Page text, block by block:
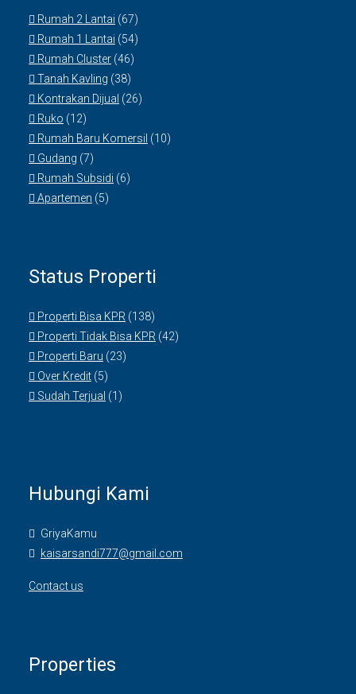
Rumah 2 Lantai (67)
Rumah 1 Lantai (54)
Rumah Cluster (46)
Tanah Kavling (38)
Kontrakan Dijual (26)
Ruko (12)
Rumah Baru Komersil (10)
Gudang (7)
Rumah Subsidi (6)
Apartemen (5)
Status Properti
Properti Bisa KPR (138)
Properti Tidak Bisa KPR (42)
Properti Baru (23)
Over Kredit (5)
Sudah Terjual (1)
Hubungi Kami
GriyaKamu
kaisarsandi777@gmail.com
Contact us
Properties